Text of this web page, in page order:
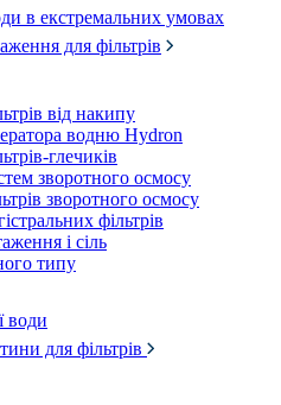
в екстремальних умовах
для фільтрів
від накипу
водню Hydron
глечиків
зворотного осмосу
зворотного осмосу
фільтрів
і сіль
типу
води
для фільтрів